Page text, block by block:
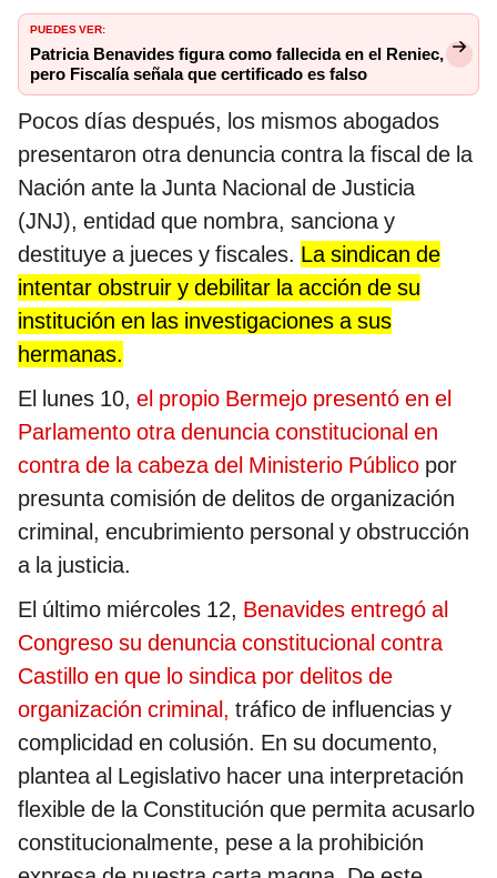
PUEDES VER:
Patricia Benavides figura como fallecida en el Reniec,
pero Fiscalía señala que certificado es falso
Pocos días después, los mismos abogados
presentaron otra denuncia contra la fiscal de la
Nación ante la Junta Nacional de Justicia
(JNJ), entidad que nombra, sanciona y
destituye a jueces y fiscales. La sindican de
intentar obstruir y debilitar la acción de su
institución en las investigaciones a sus
hermanas.
El lunes 10, el propio Bermejo presentó en el
Parlamento otra denuncia constitucional en
contra de la cabeza del Ministerio Público por
presunta comisión de delitos de organización
criminal, encubrimiento personal y obstrucción
a la justicia.
El último miércoles 12, Benavides entregó al
Congreso su denuncia constitucional contra
Castillo en que lo sindica por delitos de
organización criminal, tráfico de influencias y
complicidad en colusión. En su documento,
plantea al Legislativo hacer una interpretación
flexible de la Constitución que permita acusarlo
constitucionalmente, pese a la prohibición